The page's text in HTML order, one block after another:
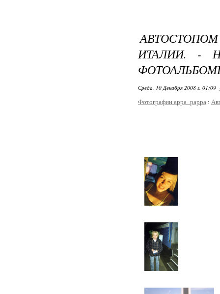
ИТАЛИИ. -
Среда, 10 Декабря 2008 г. 01:09
Фотографии appa_pappa :